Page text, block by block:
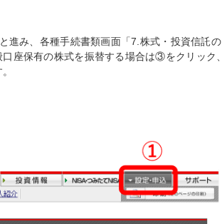
み、各種手続書類画面「7.株式・投資信託の
座保有の株式を振替する場合は③をクリック、